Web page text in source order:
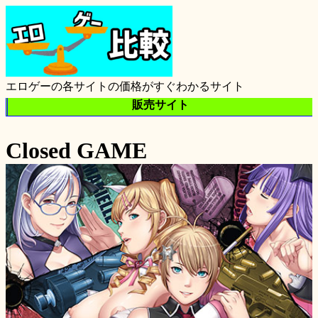
エロゲーの各サイトの価格がすぐわかるサイト
販売サイト
Closed GAME